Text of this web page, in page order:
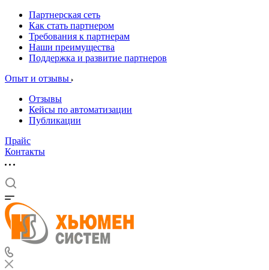
Партнерская сеть
Как стать партнером
Требования к партнерам
Наши преимущества
Поддержка и развитие партнеров
Опыт и отзывы
Отзывы
Кейсы по автоматизации
Публикации
Прайс
Контакты